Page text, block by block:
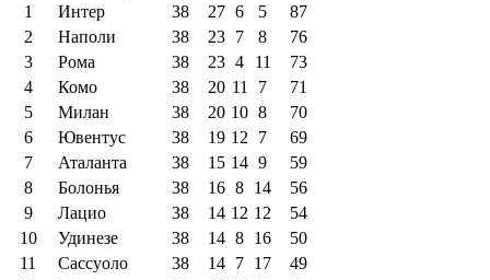
1
Интер 38 27 6 5
87
2
Наполи 38 23 7 8
76
3
Рома 38 23 4 11
73
4
Комо 38 20 11 7
71
5
Милан 38 20 10 8
70
6
Ювентус 38 19 12 7
69
7
Аталанта 38 15 14 9
59
8
Болонья 38 16 8 14
56
9
Лацио 38 14 12 12
54
10
Удинезе 38 14 8 16
50
11
Сассуоло 38 14 7 17
49